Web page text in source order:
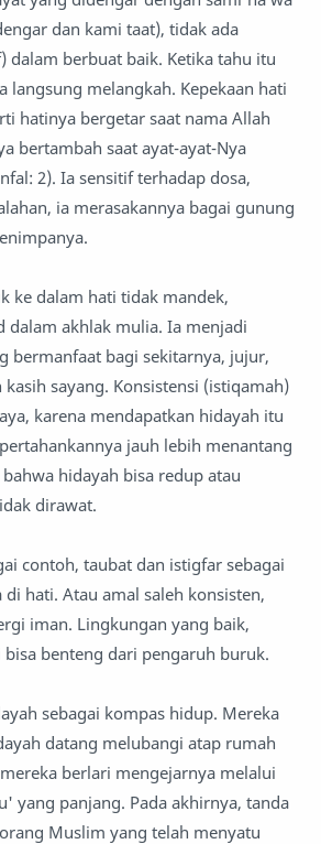
dan kami taat), tidak ada
dalam berbuat baik. Ketika tahu itu
langsung melangkah. Kepekaan hati
hatinya bergetar saat nama Allah
bertambah saat ayat-ayat-Nya
2). Ia sensitif terhadap dosa,
ia merasakannya bagai gunung
ke dalam hati tidak mandek,
dalam akhlak mulia. Ia menjadi
bermanfaat bagi sekitarnya, jujur,
sayang. Konsistensi (istiqamah)
karena mendapatkan hidayah itu
jauh lebih menantang
hidayah bisa redup atau
dirawat.
contoh, taubat dan istigfar sebagai
hati. Atau amal saleh konsisten,
iman. Lingkungan yang baik,
benteng dari pengaruh buruk.
sebagai kompas hidup. Mereka
datang melubangi atap rumah
berlari mengejarnya melalui
yang panjang. Pada akhirnya, tanda
Muslim yang telah menyatu